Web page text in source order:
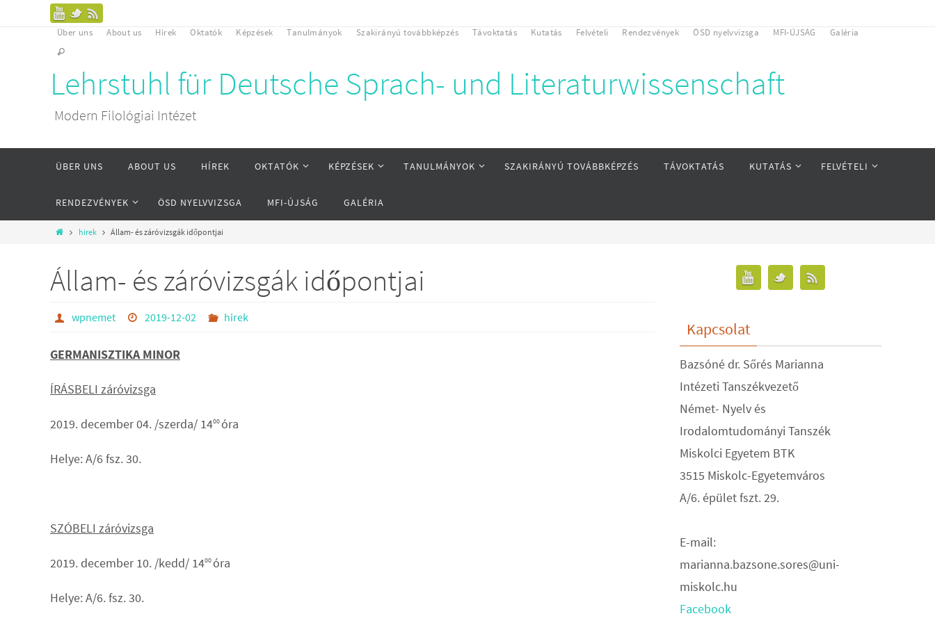
Über uns About us Hírek Oktatók Képzések Tanulmányok Szakirányú továbbképzés Távoktatás Kutatás Felvételi Rendezvények ÖSD nyelvvizsga MFI-ÚJSÁG Galéria
Lehrstuhl für Deutsche Sprach- und Literaturwissenschaft
Modern Filológiai Intézet
ÜBER UNS ABOUT US HÍREK OKTATÓK KÉPZÉSEK TANULMÁNYOK SZAKIRÁNYÚ TOVÁBBKÉPZÉS TÁVOKTATÁS KUTATÁS FELVÉTELI
RENDEZVÉNYEK ÖSD NYELVVIZSGA MFI-ÚJSÁG GALÉRIA
hirek Állam- és záróvizsgák időpontjai
Állam- és záróvizsgák időpontjai
wpnemet 2019-12-02 hirek
GERMANISZTIKA MINOR
ÍRÁSBELI záróvizsga
2019. december 04. /szerda/ 1400óra
Helye: A/6 fsz. 30.
SZÓBELI záróvizsga
2019. december 10. /kedd/ 1400óra
Helye: A/6. fsz. 30.
Kapcsolat
Bazsóné dr. Sőrés Marianna
Intézeti Tanszékvezető
Német- Nyelv és
Irodalomtudományi Tanszék
Miskolci Egyetem BTK
3515 Miskolc-Egyetemváros
A/6. épület fszt. 29.
E-mail:
marianna.bazsone.sores@uni-
miskolc.hu
Facebook